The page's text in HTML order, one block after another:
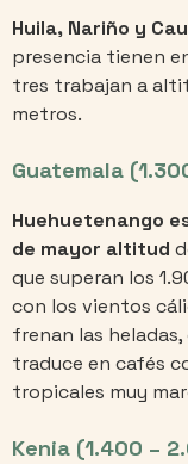
Huila, Nariño y
presencia tienen
tres trabajan a
metros.
Guatemala
Huehuetenango
de mayor altitud
que superan los
con los vientos
frenan las heladas,
traduce en cafés
tropicales muy
Kenia (1.400 –